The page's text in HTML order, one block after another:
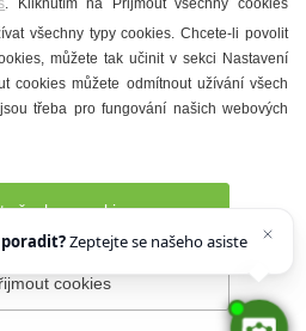
a galerie
meníčka
Správce webu
. Kliknutím na Přijmout všechny cookies
všechny typy cookies. Chcete-li povolit
můžete tak učinit v sekci Nastavení
cookies můžete odmítnout užívání všech
třeba pro fungování našich webových
všechny cookies
cookies